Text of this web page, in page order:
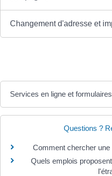
Changement d'adresse et
Services en ligne et formulaires
Questions ?
Comment chercher
Quels emplois